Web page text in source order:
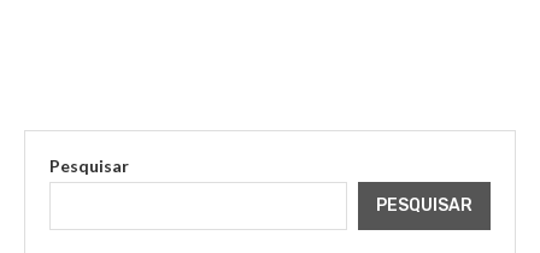
Pesquisar
PESQUISAR